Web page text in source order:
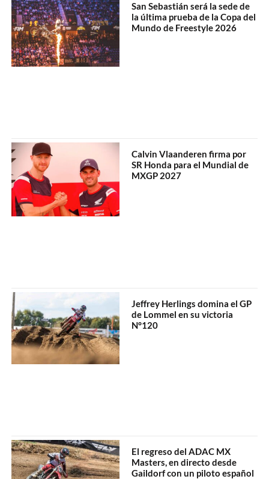
San Sebastián será la sede de
la última prueba de la Copa del
Mundo de Freestyle 2026
Calvin Vlaanderen firma por
SR Honda para el Mundial de
MXGP 2027
Jeffrey Herlings domina el GP
de Lommel en su victoria
N°120
El regreso del ADAC MX
Masters, en directo desde
Gaildorf con un piloto español